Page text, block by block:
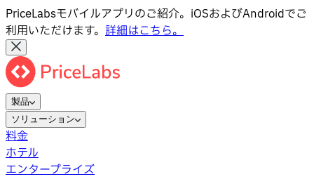
PriceLabsモバイルアプリのご紹介。iOSおよびAndroidでご
利用いただけます。 詳細はこちら。
製品
ソリューション
料金
ホテル
エンタープライズ